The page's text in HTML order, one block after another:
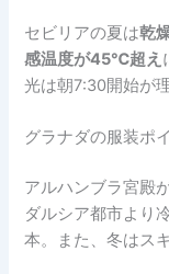
セビリアの夏は乾
感温度が45℃超え
光は朝7:30開始が
グラナダの服装ポ
アルハンブラ宮殿
ダルシア都市より
本。また、冬はス